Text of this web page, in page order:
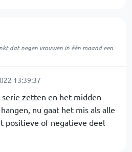
dat negen vrouwen in één maand een
13:39:37
serie zetten en het midden
nu gaat het mis als alle
positieve of negatieve deel